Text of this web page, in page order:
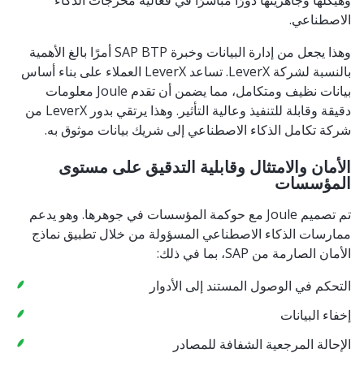
الاصطناعي.
وهذا يجعل من إدارة البيانات وخبرة SAP BTP أمرًا بالغ الأهمية
بالنسبة لشركة LeverX. تساعد LeverX العملاء على بناء أساس
بيانات نظيف ومتكامل، مما يضمن أن تقدم Joule معلومات
دقيقة وقابلة للتنفيذ وعالية التأثير. وهذا يرتقي بدور LeverX من
شركة تكامل الذكاء الاصطناعي إلى شريك بيانات موثوق به.
الأمان والامتثال وقابلية التدقيق على مستوى
المؤسسات
تم تصميم Joule مع حوكمة المؤسسات في جوهرها. وهو يدعم
ممارسات الذكاء الاصطناعي المسؤولة من خلال تطبيق نماذج
الأمان الصارمة من SAP، بما في ذلك:
التحكم في الوصول المستند إلى الأدوار
إخفاء البيانات
الإحالة المرجعية الشفافة للمصادر